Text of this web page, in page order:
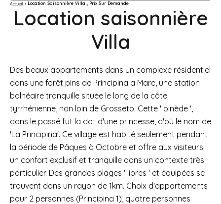
Accueil Location Saisonnière Villa , Prix Sur Demande
Location saisonnière
Villa
Des beaux appartements dans un complexe résidentiel
dans une forêt pins de Principina a Mare, une station
balnéaire tranquille située le long de la côte
tyrrhénienne, non loin de Grosseto. Cette ' pinède ',
dans le passé fut la dot d'une princesse, d'où le nom de
'La Principina'. Ce village est habité seulement pendant
la période de Pâques à Octobre et offre aux visiteurs
un confort exclusif et tranquille dans un contexte très
particulier. Des grandes plages ' libres ' et équipées se
trouvent dans un rayon de 1km. Choix d'appartements
pour 2 personnes (Principina 1), quatre personnes